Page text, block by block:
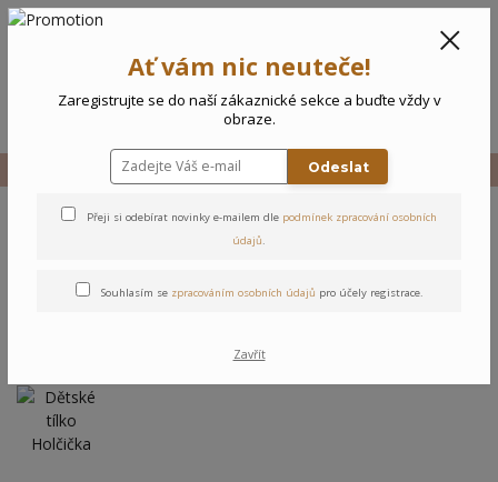
Dětské tílko Holčička
Dětské tílko Holčička
Ať vám nic neuteče!
Zaregistrujte se do naší zákaznické sekce a buďte vždy v
obraze.
Odeslat
Přeji si odebírat novinky e-mailem dle podmínek zpracování osobních
údajů.
Souhlasím se zpracováním osobních údajů pro účely registrace.
Zavřít